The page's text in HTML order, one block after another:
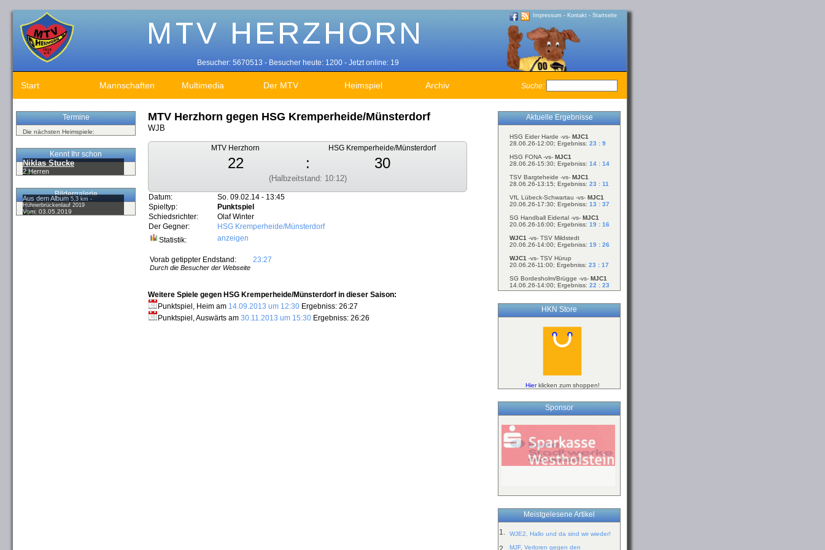
Impressum - Kontakt - Startseite
Besucher: 5670513 - Besucher heute: 1200 - Jetzt online: 19
Start Mannschaften Multimedia Der MTV Heimspiel Archiv Suche:
Termine
Die nächsten Heimspiele:
Kennt Ihr schon
Niklas Stucke
2.Herren
Bildergalerie
Aus dem Album5,3 km -
Hühnerbrückenlauf 2019
Vom: 03.05.2019
MTV Herzhorn gegen HSG Kremperheide/Münsterdorf
WJB
MTV Herzhorn HSG Kremperheide/Münsterdorf
22 : 30
(Halbzeitstand: 10:12)
Datum:
So. 09.02.14 - 13:45
Spieltyp:
Punktspiel
Schiedsrichter:
Olaf Winter
Der Gegner:
HSG Kremperheide/Münsterdorf
Statistik:
anzeigen
Vorab getippter Endstand:
Durch die Besucher der Webseite
23:27
Weitere Spiele gegen HSG Kremperheide/Münsterdorf in dieser Saison:
Punktspiel, Heim am 14.09.2013 um 12:30 Ergebniss: 26:27
Punktspiel, Auswärts am 30.11.2013 um 15:30 Ergebniss: 26:26
Aktuelle Ergebnisse
HSG Eider Harde -vs- MJC1
28.06.26-12:00; Ergebniss: 23 : 9
HSG FONA -vs- MJC1
28.06.26-15:30; Ergebniss: 14 : 14
TSV Bargteheide -vs- MJC1
28.06.26-13:15; Ergebniss: 23 : 11
VfL Lübeck-Schwartau -vs- MJC1
20.06.26-17:30; Ergebniss: 13 : 37
SG Handball Eidertal -vs- MJC1
20.06.26-16:00; Ergebniss: 19 : 16
WJC1 -vs- TSV Mildstedt
20.06.26-14:00; Ergebniss: 19 : 26
WJC1 -vs- TSV Hürup
20.06.26-11:00; Ergebniss: 23 : 17
SG Bordesholm/Brügge -vs- MJC1
14.06.26-14:00; Ergebniss: 22 : 23
HKN Store
Hierklicken zum shoppen!
Sponsor
Meistgelesene Artikel
1. WJE2, Hallo und da sind wir wieder!
MJF, Verloren gegen den